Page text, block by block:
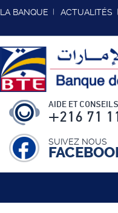
LA BANQUE ACTUALITÉS
AIDE ET CONSEILS
+216 71
SUIVEZ NOUS